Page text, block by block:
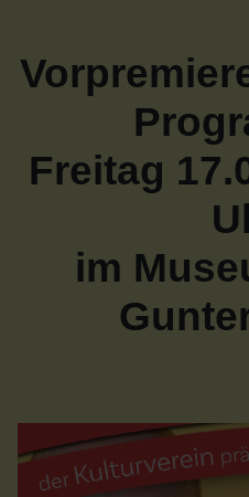
Freitag
im